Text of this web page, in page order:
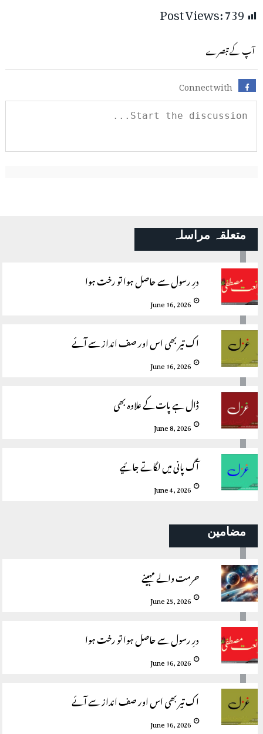
Post Views:739
آپ کے تبصرے
Connect with
متعلقہ مراسلہ
درِ رسول سے حاصل ہوا تو رخت ہوا
June 16, 2026
اک تیر بھی اس اور صف انداز سے آئے
June 16, 2026
ڈال ہے پات کے علاوہ بھی
June 8, 2026
آگ پانی میں لگاتے جائیے
June 4, 2026
مضامین
حرمت والے مہینے
June 25, 2026
درِ رسول سے حاصل ہوا تو رخت ہوا
June 16, 2026
اک تیر بھی اس اور صف انداز سے آئے
June 16, 2026